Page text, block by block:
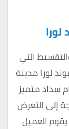
التي
لورا مدينة
سداد متميز
إلى التعرض
العميل